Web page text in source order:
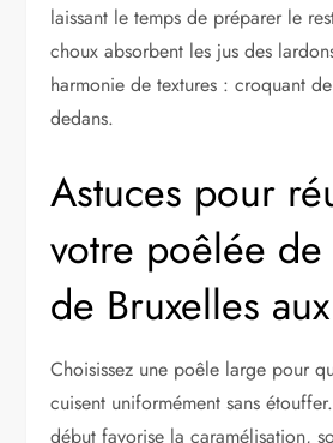
laissant le temps de préparer le
choux absorbent les jus des
harmonie de textures : croquant
dedans.
Astuces pour
votre poêlée
de Bruxelles
Choisissez une poêle large pour
cuisent uniformément sans
début favorise la caramélisation,